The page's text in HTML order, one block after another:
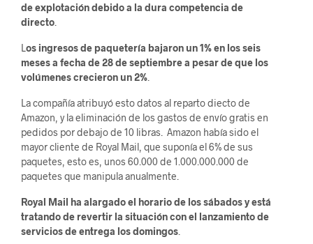
de explotación debido a la dura competencia de
directo
Los ingresos de paquetería bajaron un 1% en los seis
meses a fecha de 28 de septiembre a pesar de que los
volúmenes crecieron un 2%
La compañía atribuyó esto datos al reparto diecto de
Amazon, y la eliminación de los gastos de envío gratis en
pedidos por debajo de 10 libras. Amazon había sido el
mayor cliente de Royal Mail, que suponía el 6% de sus
paquetes, esto es, unos 60.000 de 1.000.000.000 de
paquetes que manipula anualmente.
Royal Mail ha alargado el horario de los sábados y está
tratando de revertir la situación con el lanzamiento de
servicios de entrega los domingos